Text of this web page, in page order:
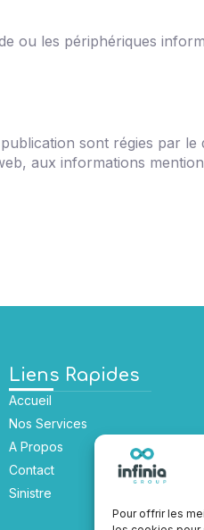
Pour offrir les
ou les périphériques
sont régies par
aux informations
Liens Rapides
Accueil
Nos Services
A Propos
Contact
Sinistre